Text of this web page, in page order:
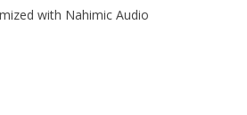
with Nahimic Audio